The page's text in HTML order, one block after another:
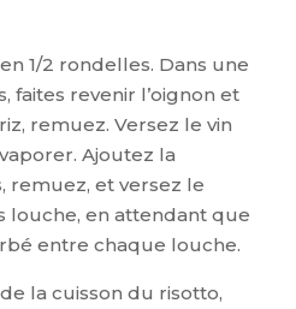
1/2 rondelles. Dans une
faites revenir l’oignon et
remuez. Versez le vin
Ajoutez la
remuez, et versez le
louche, en attendant que
entre chaque louche.
la cuisson du risotto,